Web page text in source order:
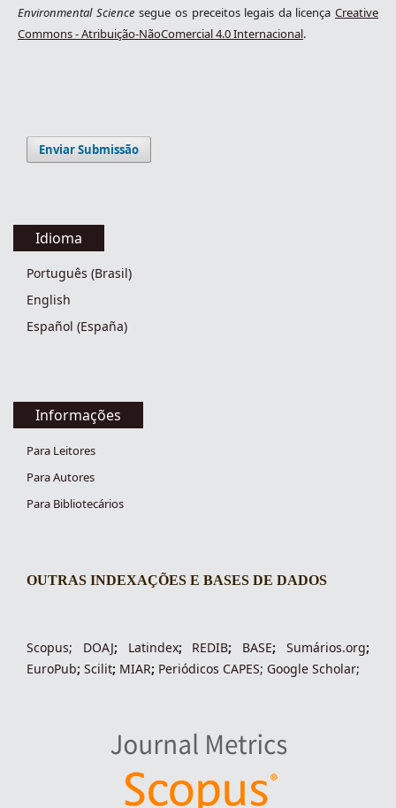
Environmental Science segue os preceitos legais da licençaCreative
Commons - Atribuição-NãoComercial 4.0 Internacional.
Enviar Submissão
Idioma
Português (Brasil)
English
Español (España)
Informações
Para Leitores
Para Autores
Para Bibliotecários
indexacoes-fronteiras
OUTRAS INDEXAÇÕES E BASES DE DADOS
Scopus; DOAJ; Latindex; REDIB; BASE;Sumários.org;
EuroPub; Scilit; MIAR; Periódicos CAPES; Google Scholar;
indexadores-fronteiras